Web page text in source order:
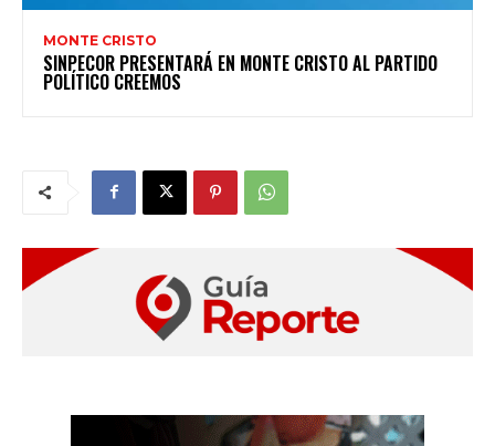
MONTE CRISTO
SINPECOR PRESENTARÁ EN MONTE CRISTO AL PARTIDO
POLÍTICO CREEMOS